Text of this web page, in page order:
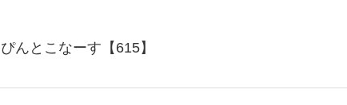
んとこなーす【615】